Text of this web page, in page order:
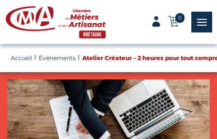
Panneau de gestion des cookies
0
menu
Accueil Événements Atelier Créateur – 2 heures pour tout